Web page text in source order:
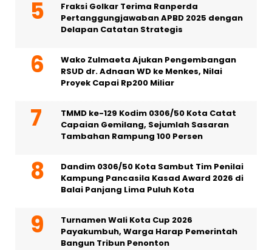
Fraksi Golkar Terima Ranperda
Pertanggungjawaban APBD 2025 dengan
Delapan Catatan Strategis
Wako Zulmaeta Ajukan Pengembangan
RSUD dr. Adnaan WD ke Menkes, Nilai
Proyek Capai Rp200 Miliar
TMMD ke-129 Kodim 0306/50 Kota Catat
Capaian Gemilang, Sejumlah Sasaran
Tambahan Rampung 100 Persen
Dandim 0306/50 Kota Sambut Tim Penilai
Kampung Pancasila Kasad Award 2026 di
Balai Panjang Lima Puluh Kota
Turnamen Wali Kota Cup 2026
Payakumbuh, Warga Harap Pemerintah
Bangun Tribun Penonton